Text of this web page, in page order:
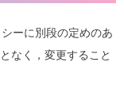
ーに別段の定めのあ
なく，変更すること